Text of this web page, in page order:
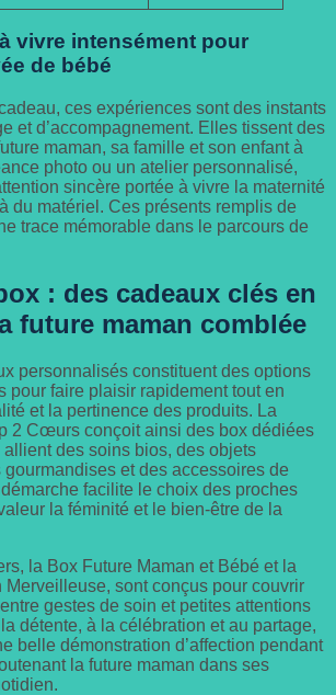
vivre intensément pour
de bébé
ces expériences sont des instants
et d’accompagnement. Elles tissent des
maman, sa famille et son enfant à
photo ou un atelier personnalisé,
sincère portée à vivre la maternité
du matériel. Ces présents remplis de
trace mémorable dans le parcours de
: des cadeaux clés en
future maman comblée
personnalisés constituent des options
pour faire plaisir rapidement tout en
et la pertinence des produits. La
2 Cœurs conçoit ainsi des box dédiées
des soins bios, des objets
et des accessoires de
facilite le choix des proches
la féminité et le bien-être de la
la Box Future Maman et Bébé et la
Merveilleuse, sont conçus pour couvrir
gestes de soin et petites attentions
détente, à la célébration et au partage,
belle démonstration d’affection pendant
la future maman dans ses